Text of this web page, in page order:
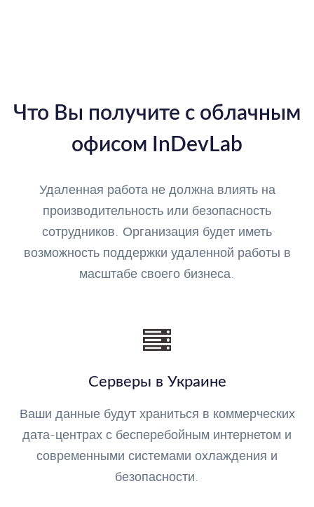
Что Вы получите с облачным
офисом InDevLab
Удаленная работа не должна влиять на
производительность или безопасность
сотрудников. Организация будет иметь
возможность поддержки удаленной работы в
масштабе своего бизнеса.
Серверы в Украине
Ваши данные будут храниться в коммерческих
дата-центрах с бесперебойным интернетом и
современными системами охлаждения и
безопасности.